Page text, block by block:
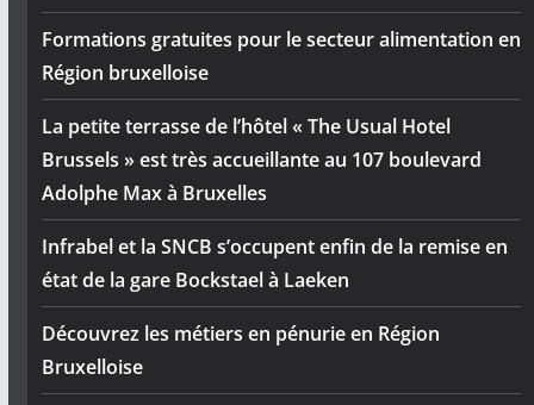
Formations gratuites pour le secteur alimentation en
Région bruxelloise
La petite terrasse de l’hôtel « The Usual Hotel
Brussels » est très accueillante au 107 boulevard
Adolphe Max à Bruxelles
Infrabel et la SNCB s’occupent enfin de la remise en
état de la gare Bockstael à Laeken
Découvrez les métiers en pénurie en Région
Bruxelloise